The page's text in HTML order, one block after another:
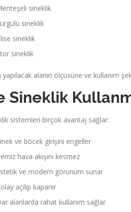
sineklik
sineklik
sineklik
sineklik
yapılacak alanın ölçüsüne ve kullanım
Sineklik
sistemleri birçok avantaj sağlar:
ve böcek girişini engeller
hava akışını kesmez
ve modern görünüm sunar
açılıp kapanır
alanlarda rahat kullanım sağlar